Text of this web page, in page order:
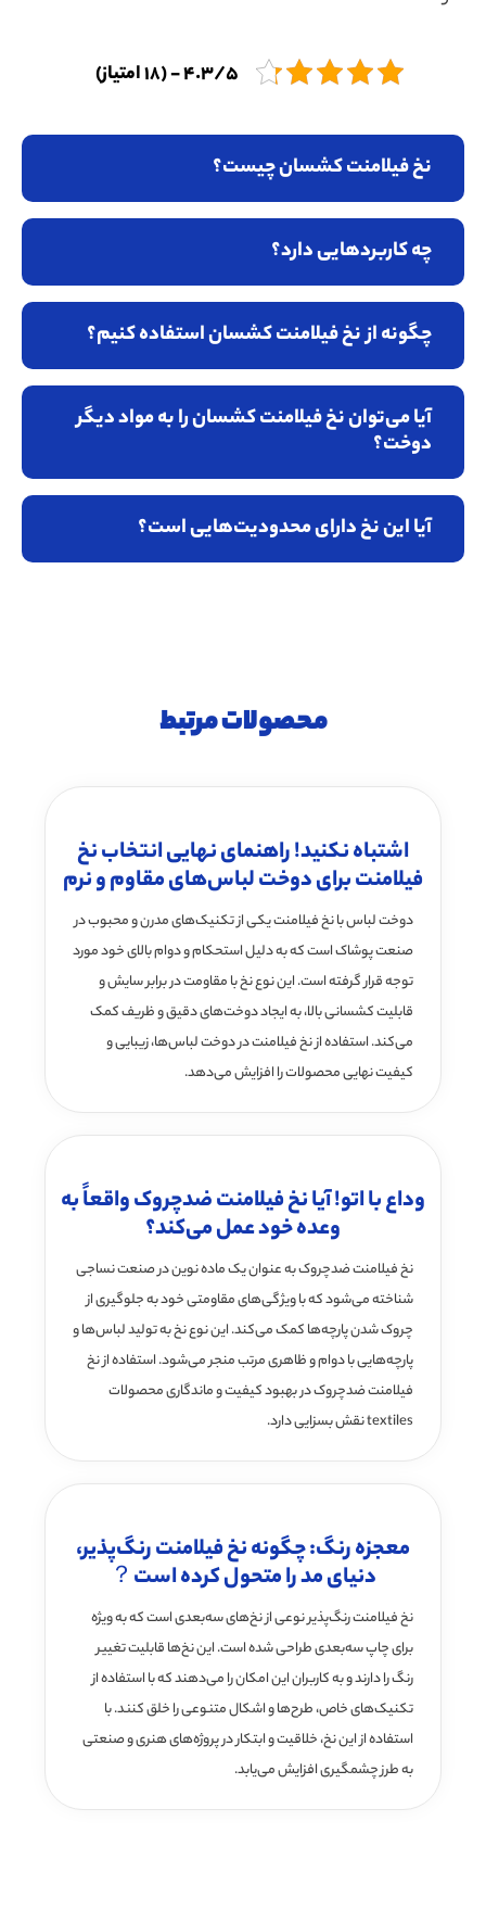
4.3/5 - (18 امتیاز)
نخ فیلامنت کشسان چیست؟
چه کاربردهایی دارد؟
چگونه از نخ فیلامنت کشسان استفاده کنیم؟
آیا می‌توان نخ فیلامنت کشسان را به مواد دیگر
دوخت؟
آیا این نخ دارای محدودیت‌هایی است؟
محصولات مرتبط
اشتباه نکنید! راهنمای نهایی انتخاب نخ
فیلامنت برای دوخت لباس‌های مقاوم و نرم
دوخت لباس با نخ فیلامنت یکی از تکنیک‌های مدرن و محبوب در
صنعت پوشاک است که به دلیل استحکام و دوام بالای خود مورد
توجه قرار گرفته است. این نوع نخ با مقاومت در برابر سایش و
قابلیت کشسانی بالا، به ایجاد دوخت‌های دقیق و ظریف کمک
می‌کند. استفاده از نخ فیلامنت در دوخت لباس‌ها، زیبایی و
کیفیت نهایی محصولات را افزایش می‌دهد.
وداع با اتو! آیا نخ فیلامنت ضدچروک واقعاً به
وعده خود عمل می‌کند؟
نخ فیلامنت ضدچروک به عنوان یک ماده نوین در صنعت نساجی
شناخته می‌شود که با ویژگی‌های مقاومتی خود به جلوگیری از
چروک شدن پارچه‌ها کمک می‌کند. این نوع نخ به تولید لباس‌ها و
پارچه‌هایی با دوام و ظاهری مرتب منجر می‌شود. استفاده از نخ
فیلامنت ضدچروک در بهبود کیفیت و ماندگاری محصولات
textiles نقش بسزایی دارد.
معجزه رنگ: چگونه نخ فیلامنت رنگ‌پذیر،
دنیای مد را متحول کرده است？
نخ فیلامنت رنگ‌پذیر نوعی از نخ‌های سه‌بعدی است که به ویژه
برای چاپ سه‌بعدی طراحی شده است. این نخ‌ها قابلیت تغییر
رنگ را دارند و به کاربران این امکان را می‌دهند که با استفاده از
تکنیک‌های خاص، طرح‌ها و اشکال متنوعی را خلق کنند. با
استفاده از این نخ، خلاقیت و ابتکار در پروژه‌های هنری و صنعتی
به طرز چشمگیری افزایش می‌یابد.